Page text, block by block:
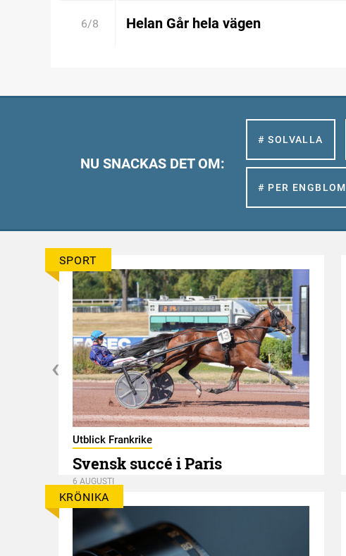
6/8 Helan Går hela vägen
NU SNACKAS DET OM:
# SOLVALLA
# PER ENGBLOM
SPORT
Utblick Frankrike
Svensk succé i Paris
6 AUGUSTI
KRÖNIKA